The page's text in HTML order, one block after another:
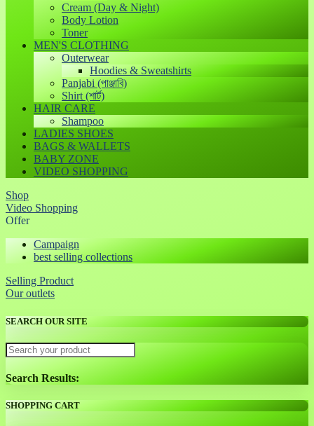
Cream (Day & Night)
Body Lotion
Toner
MEN'S CLOTHING
Outerwear
Hoodies & Sweatshirts
Panjabi (পাঞ্জাবি)
Shirt (শার্ট)
HAIR CARE
Shampoo
LADIES SHOES
BAGS & WALLETS
BABY ZONE
VIDEO SHOPPING
Shop
Video Shopping
Offer
Campaign
best selling collections
Selling Product
Our outlets
SEARCH OUR SITE
Search Results:
SHOPPING CART